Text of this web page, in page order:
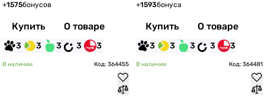
+1575бонусов
Купить О товаре
3 3 3 3 3
+1593бонуса
Купить О товаре
3 3 3 3 3
В наличии Код: 364455 В наличии Код: 364481